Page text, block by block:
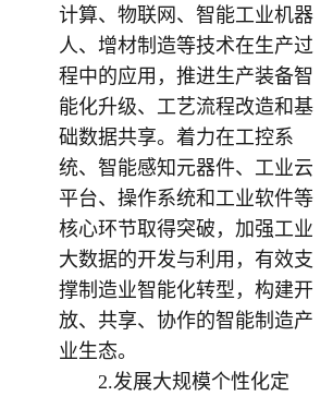
计算、物联网、智能工业机器
人、增材制造等技术在生产过
程中的应用，推进生产装备智
能化升级、工艺流程改造和基
础数据共享。着力在工控系
统、智能感知元器件、工业云
平台、操作系统和工业软件等
核心环节取得突破，加强工业
大数据的开发与利用，有效支
撑制造业智能化转型，构建开
放、共享、协作的智能制造产
业生态。
2.发展大规模个性化定